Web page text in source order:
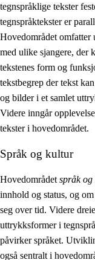
tegnspråklige tekster
tegnspråktekster er
Hovedområdet omfatter
med ulike sjangere, der
tekstenes form og
tekstbegrep der tekst
og bilder i et samlet
Videre inngår
tekster i hovedområdet.
Språk og kultur
Hovedområdet språk
innhold og status, og
seg over tid. Videre
uttrykksformer i
påvirker språket.
også sentralt i